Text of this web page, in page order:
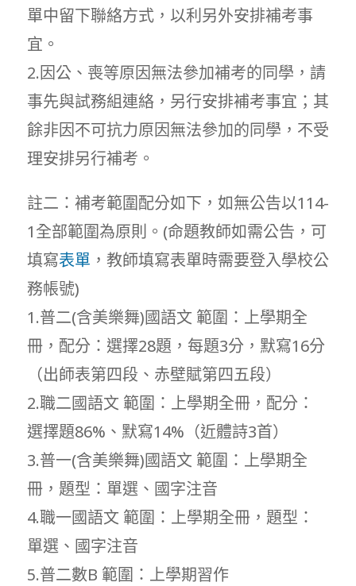
單中留下聯絡方式，以利另外安排補考事
宜。
2.因公、喪等原因無法參加補考的同學，請
事先與試務組連絡，另行安排補考事宜；其
餘非因不可抗力原因無法參加的同學，不受
理安排另行補考。
註二：補考範圍配分如下，如無公告以114-
1全部範圍為原則。(命題教師如需公告，可
填寫表單 ，教師填寫表單時需要登入學校公
務帳號)
1.普二(含美樂舞)國語文 範圍：上學期全
冊，配分：選擇28題，每題3分，默寫16分
（出師表第四段、赤壁賦第四五段）
2.職二國語文 範圍：上學期全冊，配分：
選擇題86%、默寫14%（近體詩3首）
3.普一(含美樂舞)國語文 範圍：上學期全
冊，題型：單選、國字注音
4.職一國語文 範圍：上學期全冊，題型：
單選、國字注音
5.普二數B 範圍：上學期習作